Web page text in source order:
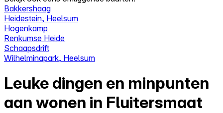
Bakkershaag
Heidestein, Heelsum
Hogenkamp
Renkumse Heide
Schaapsdrift
Wilhelminapark, Heelsum
Leuke dingen en minpunten
aan wonen in Fluitersmaat